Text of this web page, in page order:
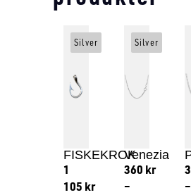
FISKEKROK
1
105 kr
Silver
Venezia
360 kr
–
Silver
–